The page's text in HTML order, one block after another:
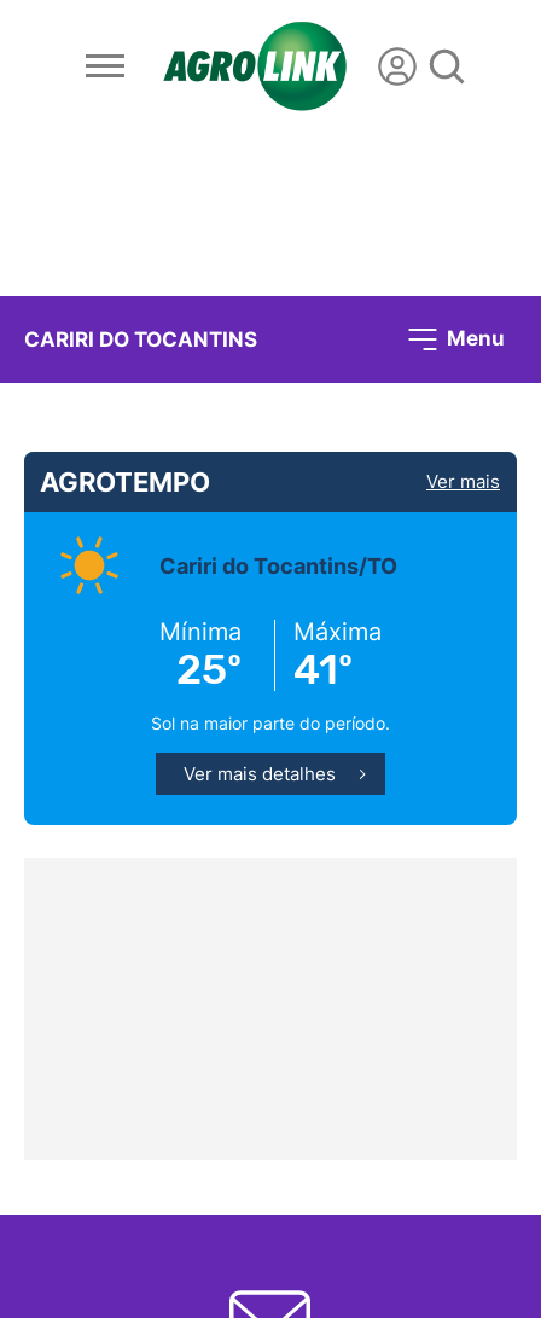
CARIRI DO TOCANTINS Menu
AGROTEMPO Ver mais
Cariri do Tocantins/TO
Mínima
25º
Máxima
41º
Sol na maior parte do período.
Ver mais detalhes